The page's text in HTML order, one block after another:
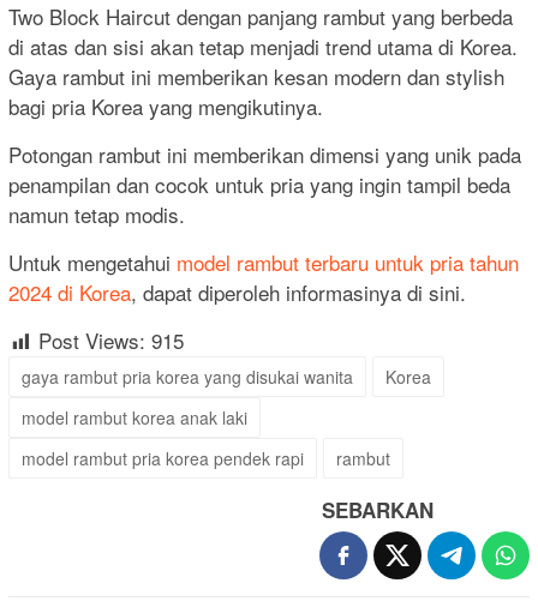
Two Block Haircut dengan panjang rambut yang berbeda
di atas dan sisi akan tetap menjadi trend utama di Korea.
Gaya rambut ini memberikan kesan modern dan stylish
bagi pria Korea yang mengikutinya.
Potongan rambut ini memberikan dimensi yang unik pada
penampilan dan cocok untuk pria yang ingin tampil beda
namun tetap modis.
Untuk mengetahui model rambut terbaru untuk pria tahun
2024 di Korea, dapat diperoleh informasinya di sini.
Post Views: 915
gaya rambut pria korea yang disukai wanita
Korea
model rambut korea anak laki
model rambut pria korea pendek rapi
rambut
SEBARKAN